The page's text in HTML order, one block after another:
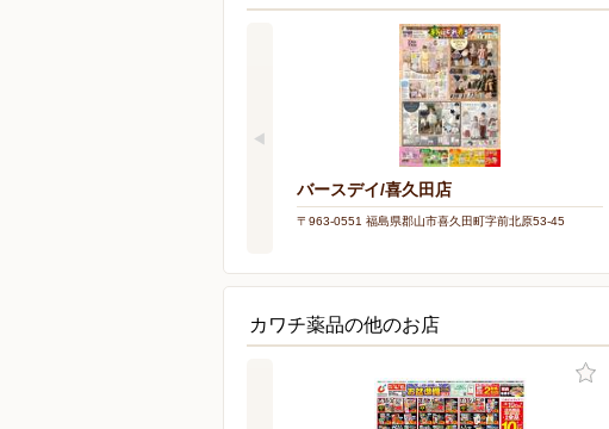
バースデイ/喜久田店
〒963-0551 福島県郡山市喜久田町字前北原53-45
カワチ薬品の他のお店